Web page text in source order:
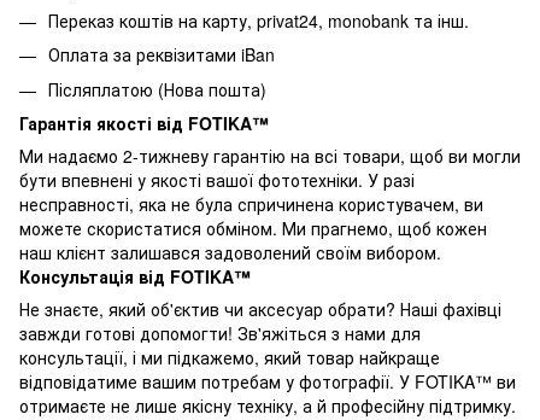
Переказ коштів на карту, privat24, monobank та інш.
Оплата за реквізитами iBan
Післяплатою (Нова пошта)
Гарантія якості від FOTIKA™
Ми надаємо 2-тижневу гарантію на всі товари, щоб ви могли
бути впевнені у якості вашої фототехніки. У разі
несправності, яка не була спричинена користувачем, ви
можете скористатися обміном. Ми прагнемо, щоб кожен
наш клієнт залишався задоволений своїм вибором.
Консультація від FOTIKA™
Не знаєте, який об'єктив чи аксесуар обрати? Наші фахівці
завжди готові допомогти! Зв'яжіться з нами для
консультації, і ми підкажемо, який товар найкраще
відповідатиме вашим потребам у фотографії. У FOTIKA™ ви
отримаєте не лише якісну техніку, а й професійну підтримку.